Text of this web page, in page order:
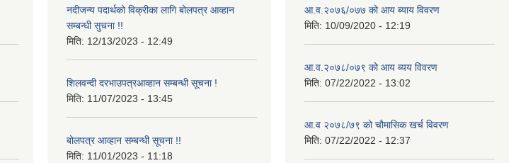
नदीजन्य पदार्थको विक्रीका लागि बोलपत्र आव्हान
सम्बन्धी सुचना !!
मिति: 12/13/2023 - 12:49
शिलवन्दी दरभाउपत्रआव्हान सम्बन्धी सूचना !
मिति: 11/07/2023 - 13:45
बोलपत्र आव्हान सम्बन्धी सूचना !!
मिति: 11/01/2023 - 11:18
आ.व.२०७६/०७७ को आय ब्याय विवरण
मिति: 10/09/2020 - 12:19
आ.व.२०७८/०७९ को आय ब्यय विवरण
मिति: 07/22/2022 - 13:02
आ.व २०७८/७९ को चौमासिक खर्च विवरण
मिति: 07/22/2022 - 12:37